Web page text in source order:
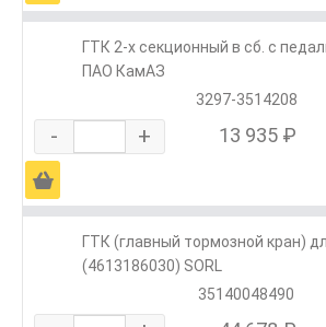
ГТК 2-х секционный в сб. с
ПАО КамАЗ
3297-3514208
- + 13 935 ₽
Ä
ГТК (главный тормозной кран)
(4613186030) SORL
35140048490